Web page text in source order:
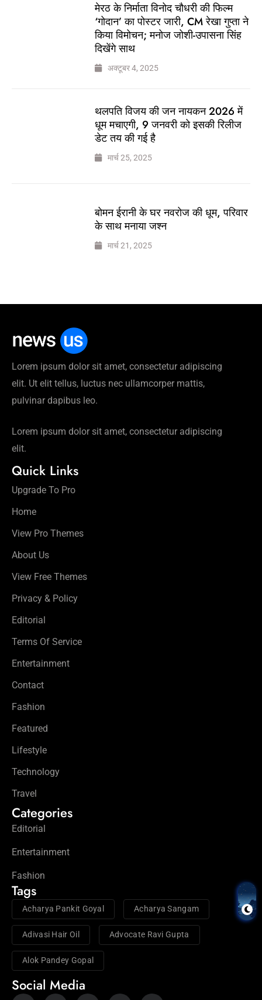
मेरठ के निर्माता विनोद चौधरी की फिल्म
‘गोदान’ का पोस्टर जारी, CM रेखा गुप्ता ने
किया विमोचन; मनोज जोशी-उपासना सिंह
दिखेंगे साथ
अक्टूबर 4, 2025
थलपति विजय की जन नायकन 2026 में
धूम मचाएगी, 9 जनवरी को इसकी रिलीज
डेट तय की गई है
मार्च 25, 2025
बोमन ईरानी के घर नवरोज की धूम, परिवार
के साथ मनाया जश्न
मार्च 21, 2025
Lorem ipsum dolor sit amet, consectetur adipiscing
elit. Ut elit tellus, luctus nec ullamcorper mattis,
pulvinar dapibus leo.
Lorem ipsum dolor sit amet, consectetur adipiscing
elit.
Quick Links
Upgrade To Pro
Home
View Pro Themes
About Us
View Free Themes
Privacy & Policy
Editorial
Terms Of Service
Entertainment
Contact
Fashion
Featured
Lifestyle
Technology
Travel
Categories
Editorial
Entertainment
Fashion
Tags
Acharya Pankit Goyal Acharya Sangam
Adivasi Hair Oil Advocate Ravi Gupta
Alok Pandey Gopal
Social Media